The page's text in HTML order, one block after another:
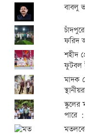
বাবলু
ফরিদ
শহীদ
ফুটবল
মাদক
স্কুলের
পারে